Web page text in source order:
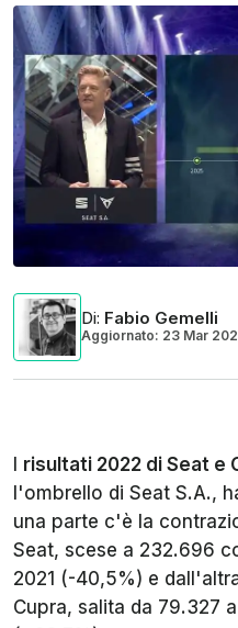
Di: Fabio Gemelli
Aggiornato: 23 Mar
risultati 2022 di Seat e
l'ombrello di Seat S.A.,
una parte c'è la
Seat, scese a 232.696
2021 (-40,5%) e
Cupra, salita da 79.327